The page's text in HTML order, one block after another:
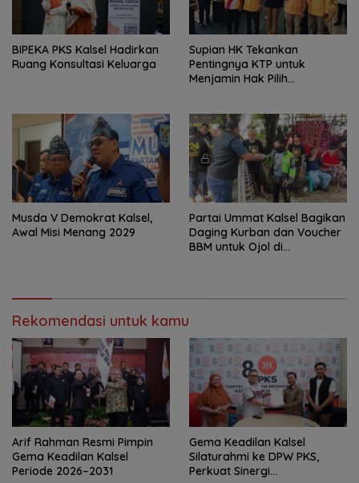
‎BIPEKA PKS Kalsel Hadirkan
Ruang Konsultasi Keluarga ‎
Supian HK Tekankan
Pentingnya KTP untuk
Menjamin Hak Pilih
Musda V Demokrat Kalsel,
Awal Misi Menang 2029
Partai Ummat Kalsel Bagikan
Daging Kurban dan Voucher
BBM untuk Ojol di
Rekomendasi untuk kamu
Arif Rahman Resmi Pimpin
Gema Keadilan Kalsel
Periode 2026–2031
‎Gema Keadilan Kalsel
Silaturahmi ke DPW PKS,
Perkuat Sinergi